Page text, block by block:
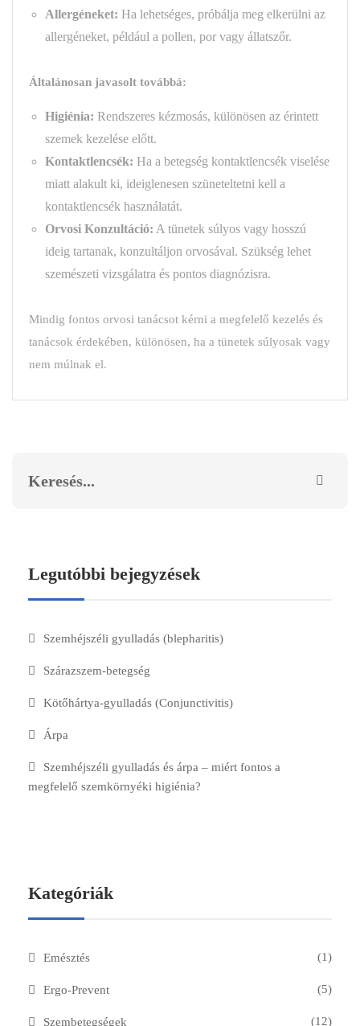
Legutóbbi bejegyzések
Szemhéjszéli gyulladás (blepharitis)
Szárazszem-betegség
Kötőhártya-gyulladás (Conjunctivitis)
Árpa
Szemhéjszéli gyulladás és árpa – miért fontos a
megfelelő szemkörnyéki higiénia?
Kategóriák
Emésztés (1)
Ergo-Prevent (5)
Szembetegségek (12)
Allergéneket: Ha lehetséges, próbálja meg elkerülni az
allergéneket, például a pollen, por vagy állatszőr.
Általánosan javasolt továbbá:
Higiénia: Rendszeres kézmosás, különösen az érintett
szemek kezelése előtt.
Kontaktlencsék: Ha a betegség kontaktlencsék viselése
miatt alakult ki, ideiglenesen szüneteltetni kell a
kontaktlencsék használatát.
Orvosi Konzultáció: A tünetek súlyos vagy hosszú
ideig tartanak, konzultáljon orvosával. Szükség lehet
szemészeti vizsgálatra és pontos diagnózisra.
Mindig fontos orvosi tanácsot kérni a megfelelő kezelés és
tanácsok érdekében, különösen, ha a tünetek súlyosak vagy
nem múlnak el.